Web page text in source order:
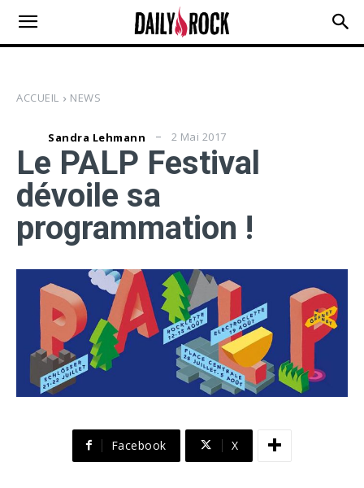
ACCUEIL NEWS
Sandra Lehmann 2 Mai 2017
Le PALP Festival
dévoile sa
programmation !
Facebook X